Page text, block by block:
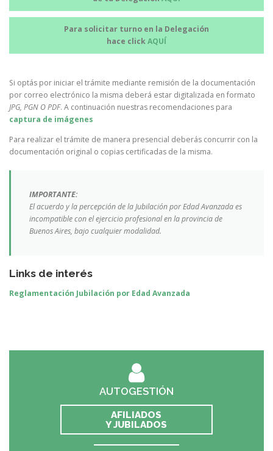
Para solicitar turno en la Delegación
hace clickAQUÍ
Si optás por iniciar el trámite mediante remisión de la documentación
por correo electrónico la misma deberá estar digitalizada en formato
JPG, PGN O PDF. A continuación nuestras recomendaciones para
captura de imágenes
Para realizar el trámite de manera presencial deberás concurrir con la
documentación original o copias certificadas de la misma.
IMPORTANTE:
El acuerdo y la percepción de la Jubilación por Edad Avanzada es
incompatible con el ejercicio profesional en la provincia de
Buenos Aires, bajo cualquier modalidad.
Links de interés
Reglamentación Jubilación por Edad Avanzada
AUTOGESTIÓN
AFILIADOS
Y JUBILADOS